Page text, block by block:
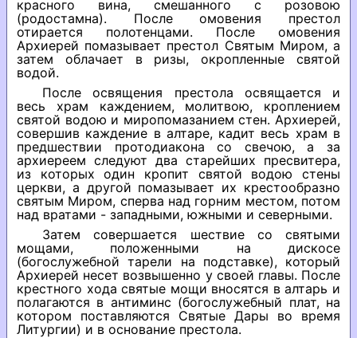
красного вина, смешанного с розовою
(родостамна). После омовения престол
отирается полотенцами. После омовения
Архиерей помазывает престол Святым Миром, а
затем облачает в ризы, окропленные святой
водой.
После освящения престола освящается и
весь храм каждением, молитвою, кроплением
святой водою и миропомазанием стен. Архиерей,
совершив каждение в алтаре, кадит весь храм в
предшествии протодиакона со свечою, а за
архиереем следуют два старейших пресвитера,
из которых один кропит святой водою стены
церкви, а другой помазывает их крестообразно
святым Миром, сперва над горним местом, потом
над вратами - западными, южными и северными.
Затем совершается шествие со святыми
мощами, положенными на дискосе
(богослужебной тарели на подставке), который
Архиерей несет возвышенно у своей главы. После
крестного хода святые мощи вносятся в алтарь и
полагаются в антиминс (богослужебный плат, на
котором поставляются Святые Дары во время
Литургии) и в основание престола.